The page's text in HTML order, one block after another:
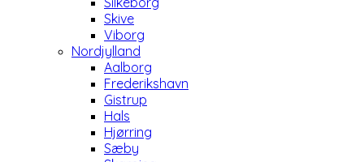
Skive
Viborg
Nordjylland
Aalborg
Frederikshavn
Gistrup
Hals
Hjørring
Sæby